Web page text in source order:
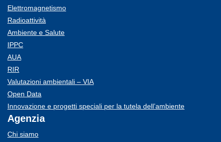
Elettromagnetismo
Radioattività
Ambiente e Salute
IPPC
AUA
RIR
Valutazioni ambientali – VIA
Open Data
Innovazione e progetti speciali per la tutela dell’ambiente
Agenzia
Chi siamo